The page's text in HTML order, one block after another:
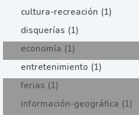
cultura-recreación (1)
disquerías (1)
economía (1)
entretenimiento (1)
ferias (1)
información-geográfica (1)